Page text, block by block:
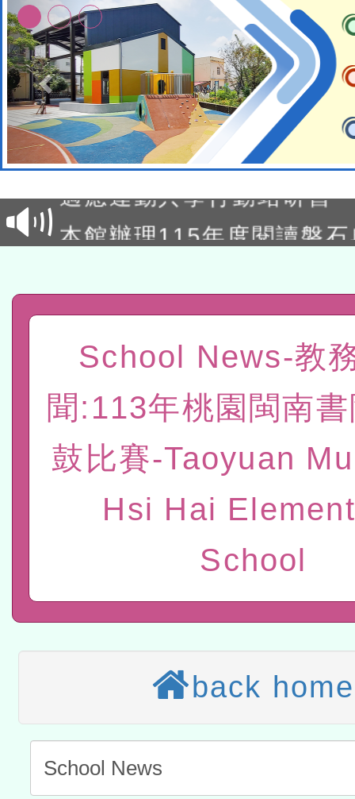
本校115學年度第2次代理
本館辦理115年度閱讀磐
程
A3數位素養講師名單
「數位內容與教學軟體線
赴陸應申請許可一案
轉知經濟部水利署委託財
研究院辦理「115年表揚
位及節水達人選拔活動」
115年8月22日(星期六)辦
市孔廟祈福系列活動—儒
2026年桃園地景藝術節教
本校115學年度第2次代理
本館辦理115年度閱讀磐
A3數位素養講師名單
「數位內容與教學軟體線
t」
有關大陸委員會函釋公務
School News-教
聞:113年桃園閩南
鼓比賽-Taoyuan
Hsi Hai
School
back home